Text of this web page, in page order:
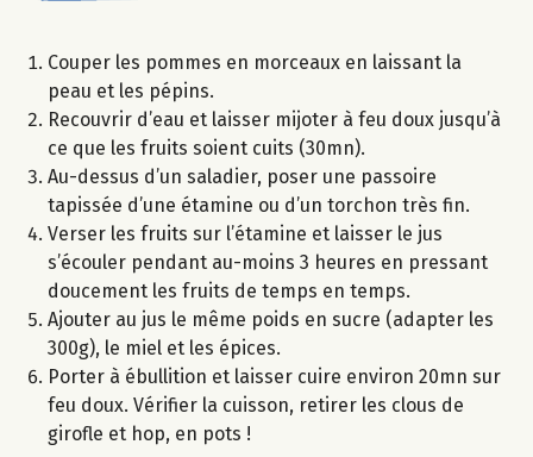
Couper les pommes en morceaux en laissant la
peau et les pépins.
Recouvrir d’eau et laisser mijoter à feu doux jusqu’à
ce que les fruits soient cuits (30mn).
Au-dessus d’un saladier, poser une passoire
tapissée d’une étamine ou d’un torchon très fin.
Verser les fruits sur l’étamine et laisser le jus
s’écouler pendant au-moins 3 heures en pressant
doucement les fruits de temps en temps.
Ajouter au jus le même poids en sucre (adapter les
300g), le miel et les épices.
Porter à ébullition et laisser cuire environ 20mn sur
feu doux. Vérifier la cuisson, retirer les clous de
girofle et hop, en pots !